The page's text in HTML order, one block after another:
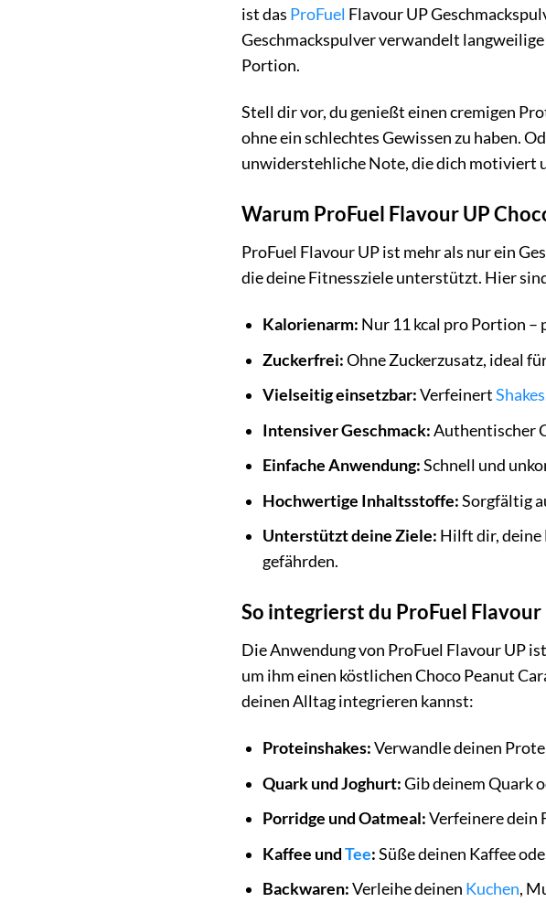
ist das ProFuel Flavour UP
Geschmackspulver verwandelt
Portion.
Stell dir vor, du genießt einen cremigen
ohne ein schlechtes Gewissen zu haben.
unwiderstehliche Note, die dich motiviert
Warum ProFuel Flavour UP
ProFuel Flavour UP ist mehr als nur ein
die deine Fitnessziele unterstützt. Hier
Kalorienarm: Nur 11 kcal pro Portion –
Zuckerfrei:Ohne Zuckerzusatz, ideal
Vielseitig einsetzbar:VerfeinertShakes
Intensiver Geschmack:Authentischer
Einfache Anwendung:Schnell und
Hochwertige Inhaltsstoffe:Sorgfältig
Unterstützt deine Ziele: Hilft dir, deine
gefährden.
So integrierst du ProFuel
Die Anwendung von ProFuel Flavour UP
um ihm einen köstlichen Choco Peanut
deinen Alltag integrieren kannst:
Proteinshakes:Verwandle deinen
Quark und Joghurt:Gib deinem Quark
Porridge und Oatmeal:Verfeinere dein
Kaffee undTee:Süße deinen Kaffee
Backwaren:Verleihe deinen Kuchen,